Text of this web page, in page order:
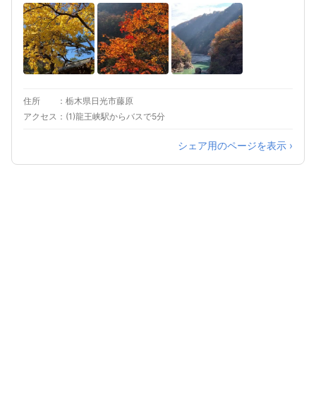
住所
栃木県日光市藤原
アクセス
(1)龍王峡駅からバスで5分
シェア用のページを表示 ›